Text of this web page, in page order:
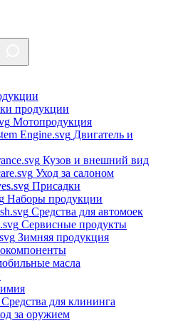
продукции
Мотопродукция
Двигатель и
Кузов и внешний вид
Уход за салоном
Присадки
Наборы продукции
Средства для автомоек
Сервисные продукты
Зимняя продукция
масла
Средства для клининга
за оружием